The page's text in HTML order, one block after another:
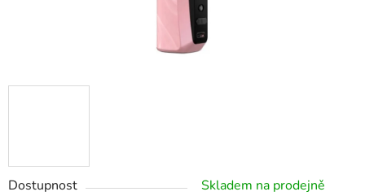
Dostupnost
Skladem na prodejně